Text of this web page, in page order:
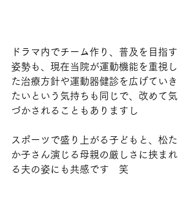
ドラマ内でチーム作り、普及を目指す
姿勢も、現在当院が運動機能を重視し
た治療方針や運動器健診を広げていき
たいという気持ちも同じで、改めて気
づかされることもありますし
スポーツで盛り上がる子どもと、松た
か子さん演じる母親の厳しさに挟まれ
る夫の姿にも共感です　笑